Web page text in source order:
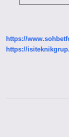
https://
https://